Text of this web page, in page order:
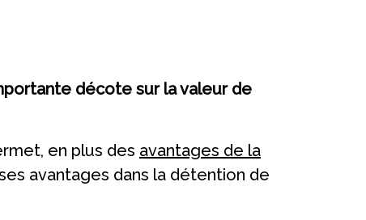
décote sur la valeur de
en plus des avantages de la
avantages dans la détention de